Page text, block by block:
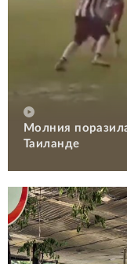
Молния
Таиланде